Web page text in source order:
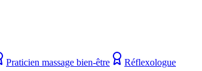
Praticien massage bien-être
Réflexologue